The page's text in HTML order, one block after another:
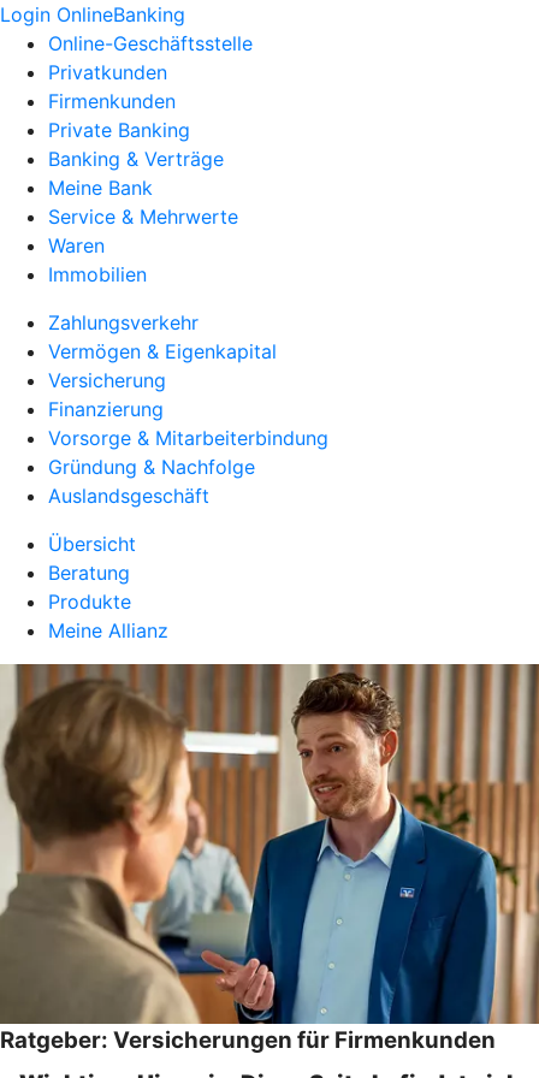
Login OnlineBanking
Online-Geschäftsstelle
Privatkunden
Firmenkunden
Private Banking
Banking & Verträge
Meine Bank
Service & Mehrwerte
Waren
Immobilien
Zahlungsverkehr
Vermögen & Eigenkapital
Versicherung
Finanzierung
Vorsorge & Mitarbeiterbindung
Gründung & Nachfolge
Auslandsgeschäft
Übersicht
Beratung
Produkte
Meine Allianz
Ratgeber: Versicherungen für Firmenkunden